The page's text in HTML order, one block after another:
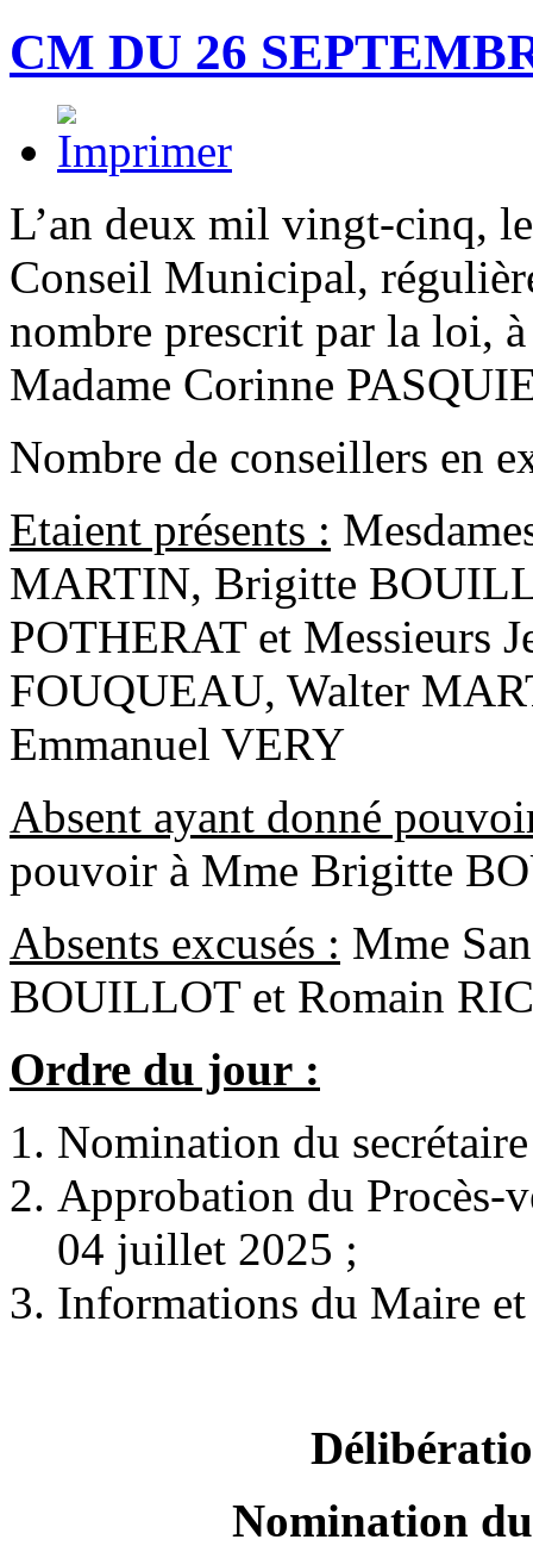
CM DU 26
L’an deux mil vingt-cinq,
Conseil Municipal,
nombre prescrit par la loi,
Madame Corinne
Nombre de conseillers en
Etaient présents :
MARTIN, Brigitte
POTHERAT et Messieurs
FOUQUEAU, Walter
Emmanuel VERY
Absent ayant donné
pouvoir à Mme Brigitte
Absents excusés : Mme
BOUILLOT et Romain
Ordre du jour :
Nomination du secrétaire
Approbation du Procès-
04 juillet 2025 ;
Informations du Maire
Nomination du